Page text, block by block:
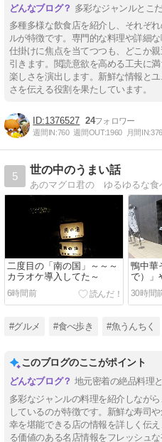
多彩なジャンルとこ
多種多様な飲食店を紹介し、それぞ
ルが特徴です。専門的な料理や詳細
仕掛けに焦点を当てつつも、どこか
引きます。閲読意欲を高める工夫に
楽しさを演出します。新鮮な情報と
さを伝える役割を果たしています。
1376527 24
週間IN:760 週間OUT:1960 月間IN:
5
世の中のうまい話
二度目の「南の国」～～～
カラオケ導入してた～
6時間前
鴨中華
で）」
30時間
#グルメ #食べ歩き #魚うんちく
このブログのここがポイント
地元密着の絶品料理
多彩なジャンルの料理を紹介しなが
しているのが特徴です。新鮮な寿司
幸を堪能できる店の情報を詳しく伝
る価値のある名店情報をフレッシュ